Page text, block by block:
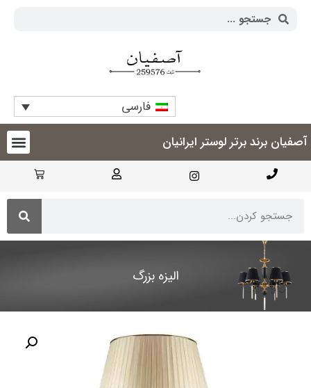
فارسی
آصفیان برند برتر لوستر ایرانیان
الیزه بزرگ